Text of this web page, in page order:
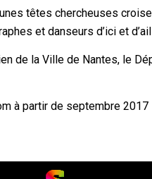
têtes chercheuses
et danseurs d’ici et
de la Ville de Nantes, le
à partir de septembre 2017